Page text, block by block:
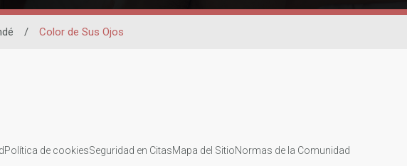
/ Color de Sus Ojos
Política de cookiesSeguridad en CitasMapa del SitioNormas de la Comunidad